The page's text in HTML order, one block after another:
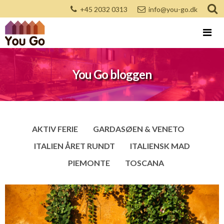
+45 2032 0313 info@you-go.dk
You Go bloggen
AKTIV FERIE
GARDASØEN & VENETO
ITALIEN ÅRET RUNDT
ITALIENSK MAD
PIEMONTE
TOSCANA